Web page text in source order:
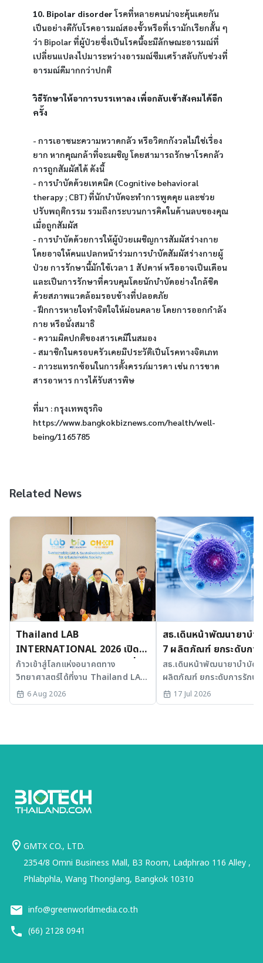
10. Bipolar disorder โรคที่หลายคนน่าจะคุ้นเคยกัน
เป็นอย่างดีกับโรคอารมณ์สองขั้วหรือที่เรามักเรียกสั้น ๆ
ว่า Bipolar ที่ผู้ป่วยซึ่งเป็นโรคนี้จะมีลักษณะอารมณ์ที่
เปลี่ยนแปลงไปมาระหว่างอารมณ์ซึมเศร้าสลับกับช่วงที่
อารมณ์ดีมากกว่าปกติ
วิธีรักษาให้อาการบรรเทาลง เพื่อกลับเข้าสังคมได้อีก
ครั้ง
- การเอาชนะความหวาดกลัว หรือวิตกกังวลไม่ใช่เรื่อง
ยาก หากคุณกล้าที่จะเผชิญ โดยสามารถรักษาโรคกลัว
การถูกสัมผัสได้ ดังนี้
- การบำบัดด้วยเทคนิค (Cognitive behavioral
therapy ; CBT) ที่นักบำบัดจะทำการพูดคุย และช่วย
ปรับพฤติกรรม รวมถึงกระบวนการคิดในด้านลบของคุณ
เมื่อถูกสัมผัส
- การบำบัดด้วยการให้ผู้ป่วยเผชิญการสัมผัสร่างกาย
โดยอาจให้คนแปลกหน้าร่วมการบำบัดสัมผัสร่างกายผู้
ป่วย การรักษานี้มักใช้เวลา 1 สัปดาห์ หรืออาจเป็นเดือน
และเป็นการรักษาที่ควบคุมโดยนักบำบัดอย่างใกล้ชิด
ด้วยสภาพแวดล้อมรอบข้างที่ปลอดภัย
- ฝึกการหายใจทำจิตใจให้ผ่อนคลาย โดยการออกกำลัง
กาย หรือนั่งสมาธิ
- ความผิดปกติของสารเคมีในสมอง
- สมาชิกในครอบครัวเคยมีประวัติเป็นโรคทางจิตเภท
- ภาวะแทรกซ้อนในการตั้งครรภ์มารดา เช่น การขาด
สารอาหาร การได้รับสารพิษ
ที่มา : กรุงเทพธุรกิจ
https://www.bangkokbiznews.com/health/well-
being/1165785
Related News
Thailand LAB
INTERNATIONAL 2026 เปิด
เวที AI รวม 3 งานใหญ่ ขับเคลื่อน
ไทยสู่ศูนย์กลางนวัตกรรมอาเซียน
ก้าวเข้าสู่โลกแห่งอนาคตทาง
วิทยาศาสตร์ได้ที่งาน Thailand LAB
INTERNATIONAL 2026
6 Aug 2026
สธ.เดินหน้าพัฒนายาบำ
7 ผลิตภัณฑ์ ยกระดับกา
มะเร็งและ SLE
สธ.เดินหน้าพัฒนายาบำบัด
ผลิตภัณฑ์ ยกระดับการรักษา
SLE พร้อมเร่ง Medical AI
ประเทศไทย
17 Jul 2026
GMTX CO., LTD.
2354/8 Omni Business Mall, B3 Room, Ladphrao 116 Alley ,
Phlabphla, Wang Thonglang, Bangkok 10310
info@greenworldmedia.co.th
(66) 2128 0941